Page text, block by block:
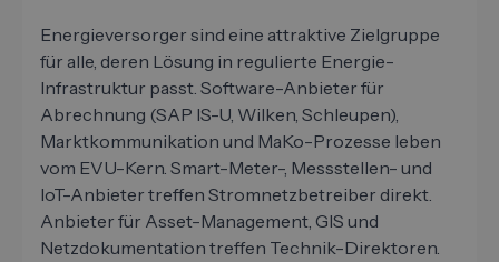
Energieversorger sind eine attraktive Zielgruppe
für alle, deren Lösung in regulierte Energie-
Infrastruktur passt. Software-Anbieter für
Abrechnung (SAP IS-U, Wilken, Schleupen),
Marktkommunikation und MaKo-Prozesse leben
vom EVU-Kern. Smart-Meter-, Messstellen- und
IoT-Anbieter treffen Stromnetzbetreiber direkt.
Anbieter für Asset-Management, GIS und
Netzdokumentation treffen Technik-Direktoren.